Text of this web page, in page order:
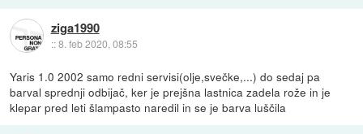
ziga1990
::8. feb 2020, 08:55
Yaris 1.0 2002 samo redni servisi(olje,svečke,...) do sedaj pa
barval sprednji odbijač, ker je prejšna lastnica zadela rože in je
klepar pred leti šlampasto naredil in se je barva luščila